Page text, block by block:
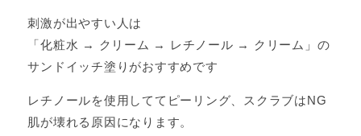
刺激が出やすい人は
「化粧水 → クリーム → レチノール → クリーム」の
サンドイッチ塗りがおすすめです
レチノールを使用しててピーリング、スクラブはNG
肌が壊れる原因になります。